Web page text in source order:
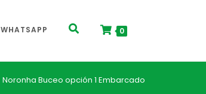
WHATSAPP 0
Noronha Buceo opción 1 Embarcado